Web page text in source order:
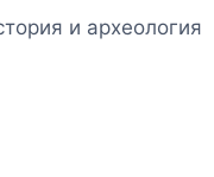
и археология